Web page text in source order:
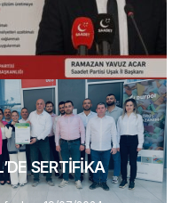
14/07/2026
SERTİFİKA